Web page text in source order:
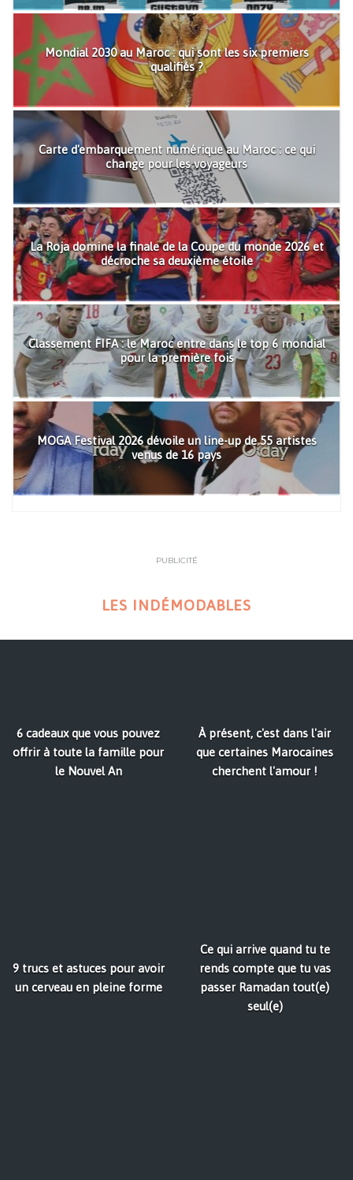
Mondial 2030 au Maroc : qui sont les six premiers
qualifiés ?
Carte d'embarquement numérique au Maroc : ce qui
change pour les voyageurs
La Roja domine la finale de la Coupe du monde 2026 et
décroche sa deuxième étoile
Classement FIFA : le Maroc entre dans le top 6 mondial
pour la première fois
MOGA Festival 2026 dévoile un line-up de 55 artistes
venus de 16 pays
PUBLICITÉ
LES INDÉMODABLES
6 cadeaux que vous pouvez
offrir à toute la famille pour
le Nouvel An
À présent, c'est dans l'air
que certaines Marocaines
cherchent l'amour !
9 trucs et astuces pour avoir
un cerveau en pleine forme
Ce qui arrive quand tu te
rends compte que tu vas
passer Ramadan tout(e)
seul(e)